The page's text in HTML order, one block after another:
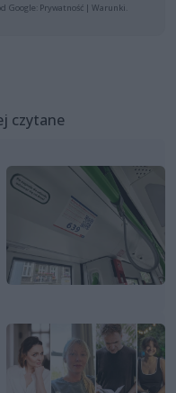
Google: Prywatność | Warunki
czytane